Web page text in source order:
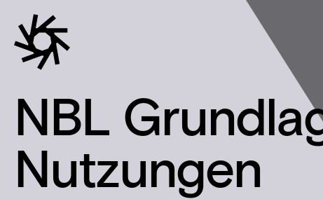
NBL
Nutzungen